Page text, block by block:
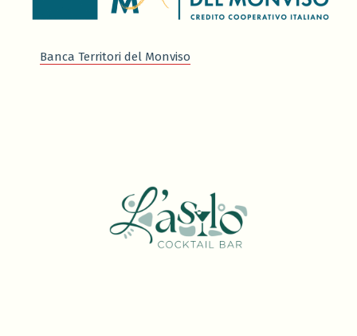
Banca Territori del Monviso